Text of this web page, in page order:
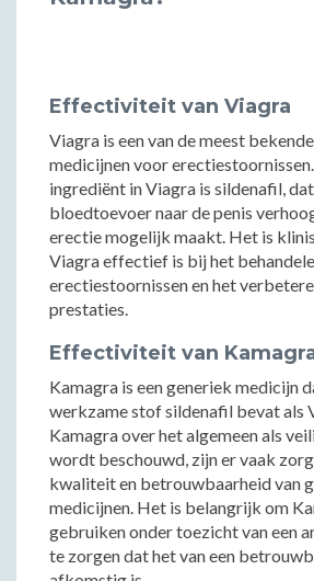
Effectiviteit van Viagra
Viagra is een van de meest
medicijnen voor
ingrediënt in Viagra is sildenafil,
bloedtoevoer naar de penis
erectie mogelijk maakt. Het is
Viagra effectief is bij het
erectiestoornissen en het
prestaties.
Effectiviteit van
Kamagra is een generiek medicijn
werkzame stof sildenafil bevat als
Kamagra over het algemeen als
wordt beschouwd, zijn er vaak
kwaliteit en betrouwbaarheid van
medicijnen. Het is belangrijk om
gebruiken onder toezicht van een
te zorgen dat het van een